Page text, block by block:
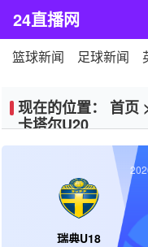
24直播网
篮球新闻 足球新闻
现在的位置： 首页
卡塔尔U20
瑞典U18